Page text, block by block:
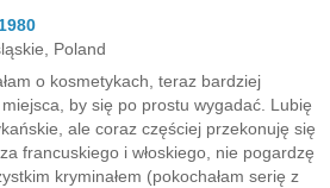
Poland
o kosmetykach, teraz bardziej
by się po prostu wygadać. Lubię
ale coraz częściej przekonuję się
francuskiego i włoskiego, nie pogardzę
kryminałem (pokochałam serię z